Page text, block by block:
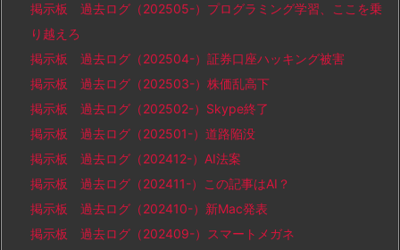
掲示板 過去ログ（202505-）プログラミング学習、ここを乗
り越えろ
掲示板 過去ログ（202504-）証券口座ハッキング被害
掲示板 過去ログ（202503-）株価乱高下
掲示板 過去ログ（202502-）Skype終了
掲示板 過去ログ（202501-）道路陥没
掲示板 過去ログ（202412-）AI法案
掲示板 過去ログ（202411-）この記事はAI？
掲示板 過去ログ（202410-）新Mac発表
掲示板 過去ログ（202409-）スマートメガネ